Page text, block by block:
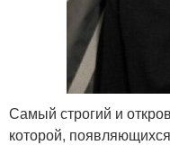
Самый строгий и
которой,